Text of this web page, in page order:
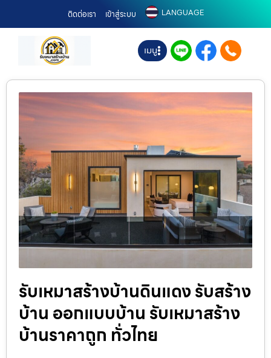
ติดต่อเรา เข้าสู่ระบบ LANGUAGE
เมนู
รับเหมาสร้างบ้านดินแดง รับสร้าง
บ้าน ออกแบบบ้าน รับเหมาสร้าง
บ้านราคาถูก ทั่วไทย